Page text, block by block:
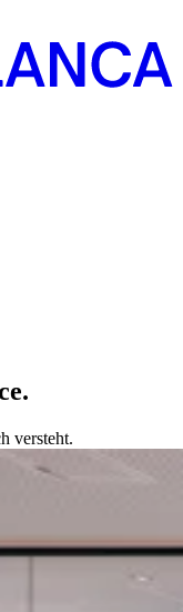
versteht.